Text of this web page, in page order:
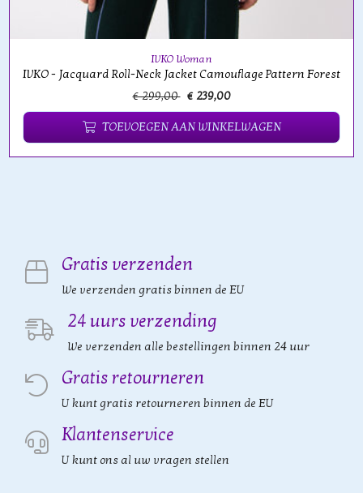
IVKO Woman
IVKO - Jacquard Roll-Neck Jacket Camouflage Pattern Forest
€ 299,00 € 239,00
TOEVOEGEN AAN WINKELWAGEN
Gratis verzenden
We verzenden gratis binnen de EU
24 uurs verzending
We verzenden alle bestellingen binnen 24 uur
Gratis retourneren
U kunt gratis retourneren binnen de EU
Klantenservice
U kunt ons al uw vragen stellen